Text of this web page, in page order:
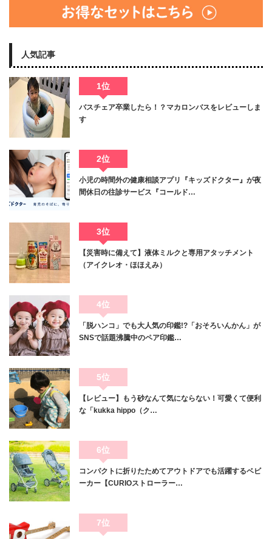
人気記事
1位
バスチェア卒業したら！？マカロンバスをレビューしま
す
2位
小児の時間外の健康相談アプリ『キッズドクター』が夜
間休日の往診サービス『コールド…
3位
【災害時に備えて】液体ミルクと専用アタッチメント
（アイクレオ・ほほえみ）
4位
「脱ハンコ」でも大人気の印鑑!?「おそろいんかん」が
SNSで話題沸騰中のペア印鑑…
5位
【レビュー】もう砂なんて気にならない！可愛くて便利
な「kukka hippo（ク…
6位
コンパクトに折りたためてアウトドアでも活躍するベビ
ーカー【CURIOストローラー…
7位